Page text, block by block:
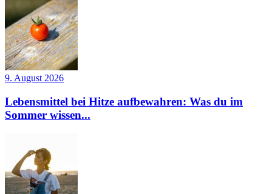
9. August 2026
Lebensmittel bei Hitze aufbewahren: Was du im
Sommer wissen...